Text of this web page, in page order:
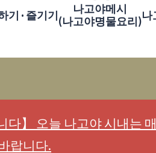
기 · 즐기기
나고야메시
(나고야명물요리)나
다】 오늘 나고야 시내는
랍니다.